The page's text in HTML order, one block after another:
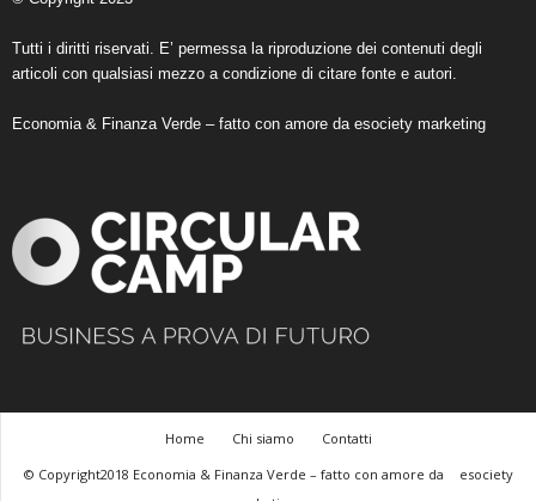
Tutti i diritti riservati. E’ permessa la riproduzione dei contenuti degli
articoli con qualsiasi mezzo a condizione di citare fonte e autori.
Economia & Finanza Verde – fatto con amore da esociety marketing
Home Chi siamo
Contatti
© Copyright2018 Economia & Finanza Verde – fatto con amore da
esociety